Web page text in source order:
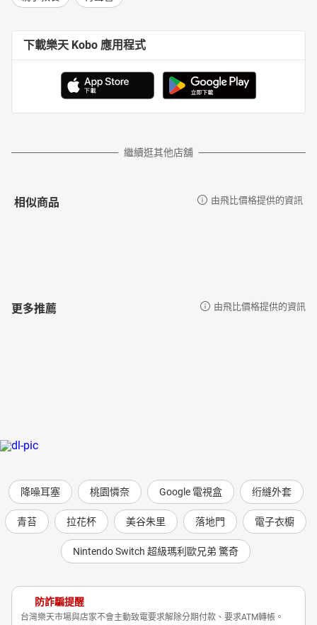
下載樂天 Kobo 應用程式
繼續逛其他店舖
相似商品 由飛比價格提供的資訊
更多推薦 由飛比價格提供的資訊
降噪耳塞 桃園憐奈 Google 電視盒 绗縫外套
青苔 拉花杯 美谷朱里 落地門 電子衣櫥
Nintendo Switch 超級瑪利歐兄弟 驚奇
防詐騙提醒
台灣樂天市場與店家不會主動致電要求解除分期付款、要求ATM轉帳。